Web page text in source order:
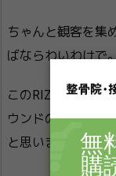
ちゃんと観客を集
ばならわいわけで。
このRIZINは、結
ウンドのストーリ
と思います。